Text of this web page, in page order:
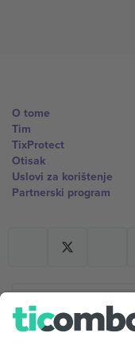
O tome
Tim
TixProtect
Otisak
Uslovi za korištenje
Partnerski program